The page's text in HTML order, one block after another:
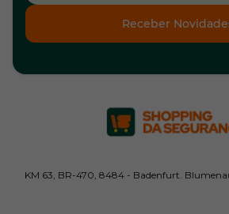
Receber
KM 63, BR-470, 8484 - Badenfurt.